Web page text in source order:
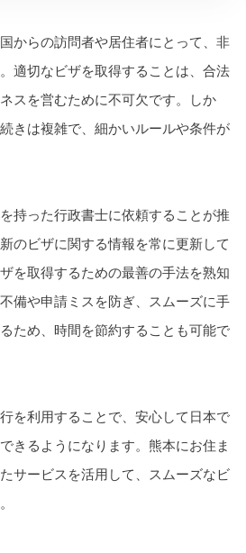
からの訪問者や居住者にとって、非
適切なビザを取得することは、合法
スを営むために不可欠です。しか
きは複雑で、細かいルールや条件が
持った行政書士に依頼することが推
のビザに関する情報を常に更新して
を取得するための最善の手法を熟知
備や申請ミスを防ぎ、スムーズに手
ため、時間を節約することも可能で
を利用することで、安心して日本で
きるようになります。熊本にお住ま
サービスを活用して、スムーズなビ